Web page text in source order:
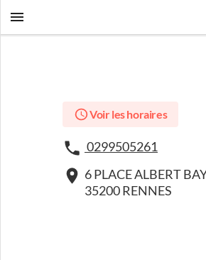
Voir les horaires
0299505261
6 PLACE ALBERT
35200 RENNES